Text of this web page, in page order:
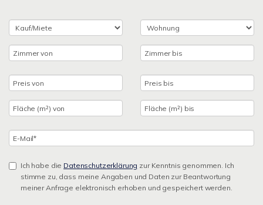
Ich habe die Datenschutzerklärung zur Kenntnis genommen. Ich
stimme zu, dass meine Angaben und Daten zur Beantwortung
meiner Anfrage elektronisch erhoben und gespeichert werden.